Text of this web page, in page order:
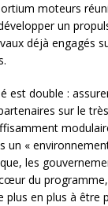
moteurs
un
déjà engagés
est double :
sur le
un «
les
du
plus en plus à être